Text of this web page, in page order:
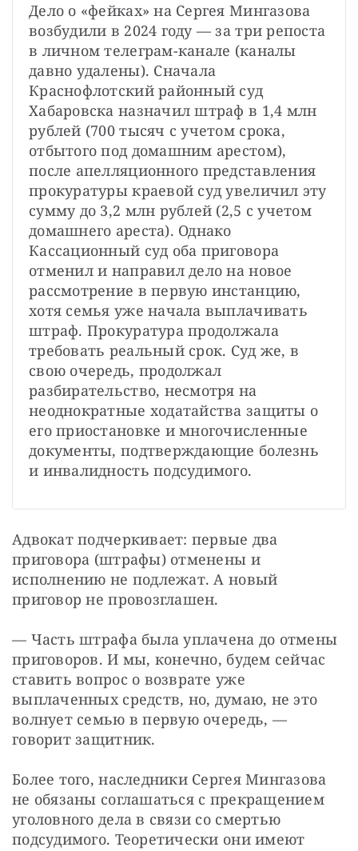
Дело о «фейках» на Сергея Мингазова
возбудили в 2024 году — за три репоста
в личном телеграм-канале (каналы
давно удалены). Сначала
Краснофлотский районный суд
Хабаровска назначил штраф в 1,4 млн
рублей (700 тысяч с учетом срока,
отбытого под домашним арестом),
после апелляционного представления
прокуратуры краевой суд увеличил эту
сумму до 3,2 млн рублей (2,5 с учетом
домашнего ареста). Однако
Кассационный суд оба приговора
отменил и направил дело на новое
рассмотрение в первую инстанцию,
хотя семья уже начала выплачивать
штраф. Прокуратура продолжала
требовать реальный срок. Суд же, в
свою очередь, продолжал
разбирательство, несмотря на
неоднократные ходатайства защиты о
его приостановке и многочисленные
документы, подтверждающие болезнь
и инвалидность подсудимого.
Адвокат подчеркивает: первые два
приговора (штрафы) отменены и
исполнению не подлежат. А новый
приговор не провозглашен.
— Часть штрафа была уплачена до отмены
приговоров. И мы, конечно, будем сейчас
ставить вопрос о возврате уже
выплаченных средств, но, думаю, не это
волнует семью в первую очередь, —
говорит защитник.
Более того, наследники Сергея Мингазова
не обязаны соглашаться с прекращением
уголовного дела в связи со смертью
подсудимого. Теоретически они имеют